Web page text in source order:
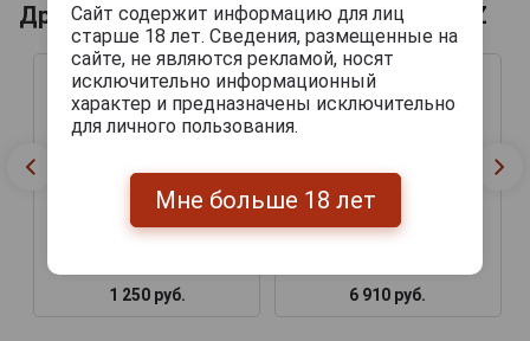
Другие продукты бренда LUIS MARTINEZ
1 250 руб.
6 910 руб.
Сайт содержит информацию для лиц
старше 18 лет. Сведения, размещенные на
сайте, не являются рекламой, носят
исключительно информационный
характер и предназначены исключительно
для личного пользования.
Мне больше 18 лет